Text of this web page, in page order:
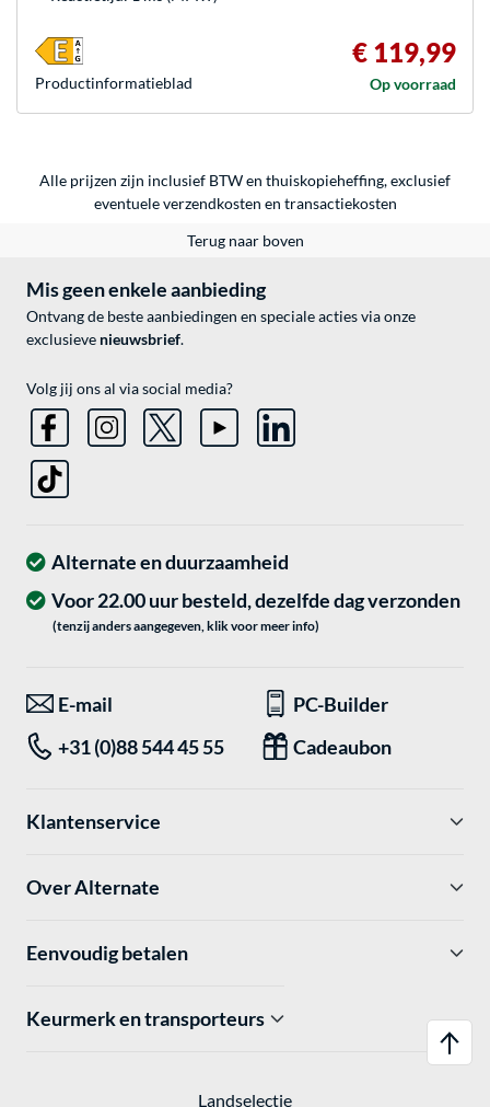
€ 119,99
Op voorraad
Product­informatieblad
Alle prijzen zijn inclusief BTW en thuiskopieheffing, exclusief
eventueleverzendkosten en transactiekosten
Terug naar boven
Mis geen enkele aanbieding
Ontvang de beste aanbiedingen en speciale acties via onze
exclusieve nieuwsbrief.
Volg jij ons al via social media?
Alternate en duurzaamheid
Voor 22.00 uur besteld, dezelfde dag verzonden
(tenzij anders aangegeven, klik voor meer info)
E-mail
PC-Builder
+31 (0)88 544 45 55
Cadeaubon
Klantenservice
Over Alternate
Eenvoudig betalen
Keurmerk en transporteurs
Landselectie